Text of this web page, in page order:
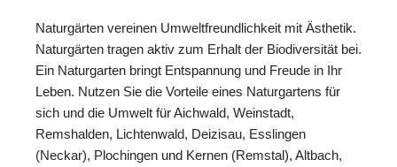
Naturgärten vereinen Umweltfreundlichkeit mit Ästhetik.
Naturgärten tragen aktiv zum Erhalt der Biodiversität bei.
Ein Naturgarten bringt Entspannung und Freude in Ihr
Leben. Nutzen Sie die Vorteile eines Naturgartens für
sich und die Umwelt für Aichwald, Weinstadt,
Remshalden, Lichtenwald, Deizisau, Esslingen
(Neckar), Plochingen und Kernen (Remstal), Altbach,